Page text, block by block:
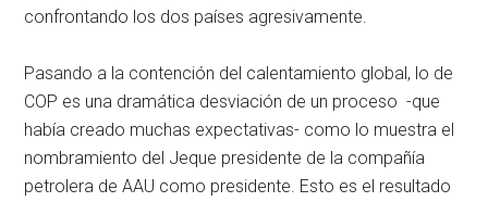
confrontando los dos países agresivamente.
Pasando a la contención del calentamiento global, lo de
COP es una dramática desviación de un proceso -que
había creado muchas expectativas- como lo muestra el
nombramiento del Jeque presidente de la compañía
petrolera de AAU como presidente. Esto es el resultado